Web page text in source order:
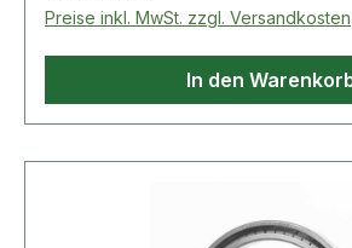
Preise inkl. MwSt. zzgl. Versandkosten
In den